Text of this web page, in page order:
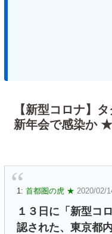
【新型コロナ】
新年会で感染か
1: 首都圏の虎 ★ 2020/02/
１３日に「新型コ
認された、東京都